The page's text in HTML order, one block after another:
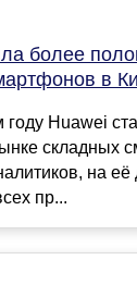
более
в
Huawei
складных
на
пр...